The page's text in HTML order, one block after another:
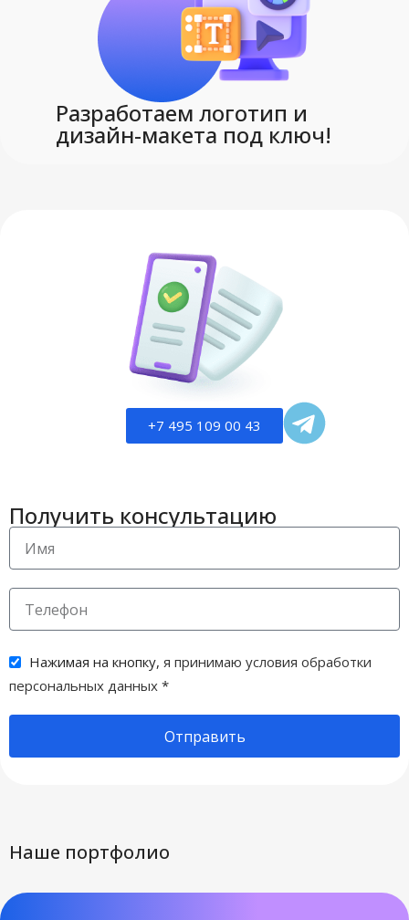
Разработаем логотип и
дизайн-макета под ключ!
+7 495 109 00 43
Получить консультацию
Нажимая на кнопку, я принимаю условия обработки
персональных данных *
Отправить
Наше портфолио